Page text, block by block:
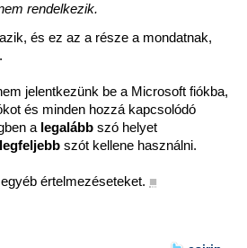
rendelkezik.
és ez az a része a mondatnak,
jelentkezünk be a Microsoft fiókba,
és minden hozzá kapcsolódó
a legalább szó helyet
legfeljebb szót kellene használni.
értelmezéseteket. ■